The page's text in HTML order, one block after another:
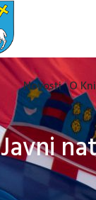
Novosti O
Javni